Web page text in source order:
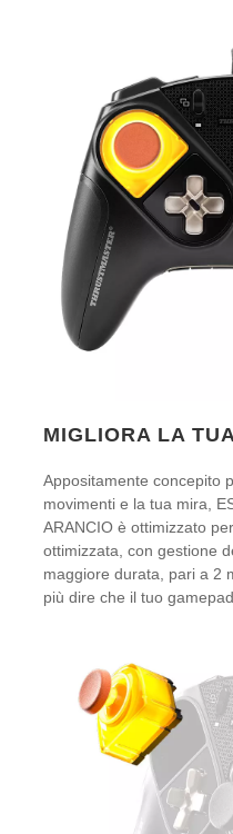
MIGLIORA LA
Appositamente concepito
movimenti e la tua mira,
ARANCIO è ottimizzato
ottimizzata, con gestione
maggiore durata, pari a 2
più dire che il tuo